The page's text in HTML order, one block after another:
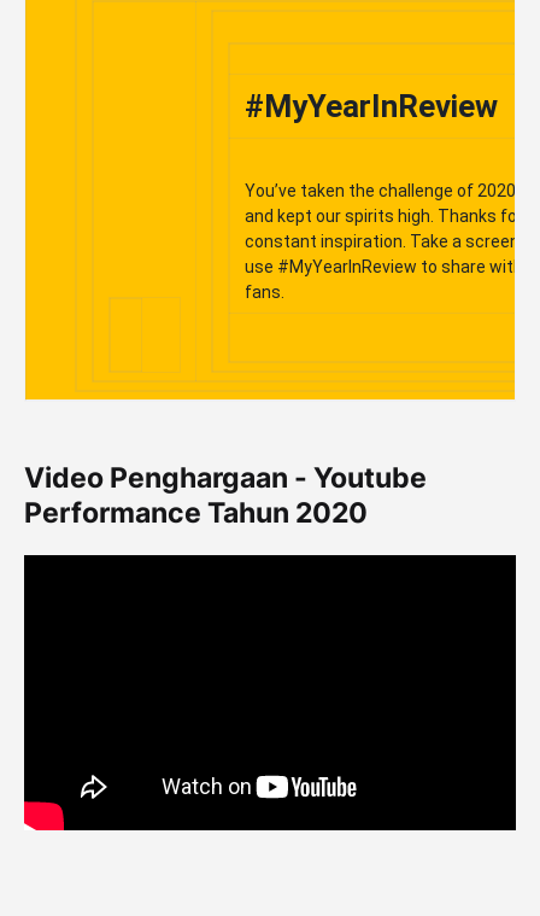
#MyYearInReview
You’ve taken the challenge of 2020
and kept our spirits high. Thanks for
constant inspiration. Take a
use #MyYearInReview to share with
fans.
Video Penghargaan - Youtube
Performance Tahun 2020